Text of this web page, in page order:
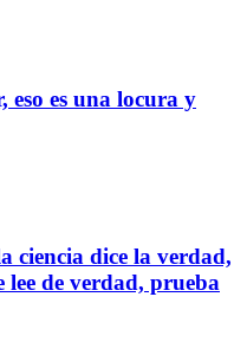
eso es una locura y
ciencia dice la verdad,
de verdad, prueba